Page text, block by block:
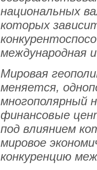
национальных
которых
международная
Мировая
меняется,
многополярный
финансовые
под влиянием
мировое
конкуренцию